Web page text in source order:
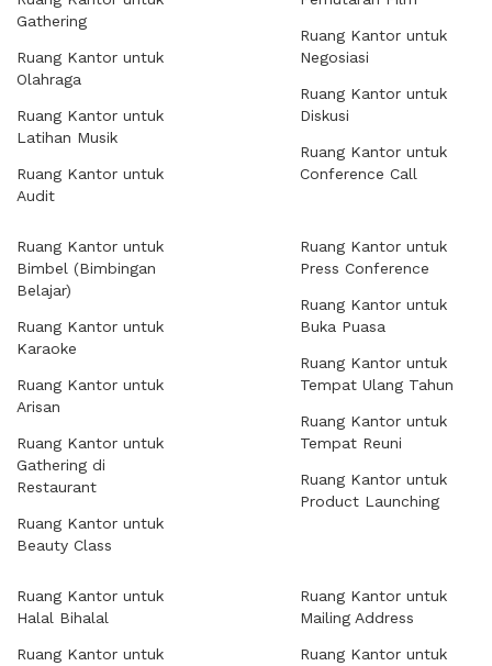
Gathering
Ruang Kantor untuk
Olahraga
Ruang Kantor untuk
Latihan Musik
Ruang Kantor untuk
Audit
Ruang Kantor untuk
Negosiasi
Ruang Kantor untuk
Diskusi
Ruang Kantor untuk
Conference Call
Ruang Kantor untuk
Bimbel (Bimbingan
Belajar)
Ruang Kantor untuk
Karaoke
Ruang Kantor untuk
Arisan
Ruang Kantor untuk
Gathering di
Restaurant
Ruang Kantor untuk
Beauty Class
Ruang Kantor untuk
Press Conference
Ruang Kantor untuk
Buka Puasa
Ruang Kantor untuk
Tempat Ulang Tahun
Ruang Kantor untuk
Tempat Reuni
Ruang Kantor untuk
Product Launching
Ruang Kantor untuk
Halal Bihalal
Ruang Kantor untuk
Ruang Kantor untuk
Mailing Address
Ruang Kantor untuk